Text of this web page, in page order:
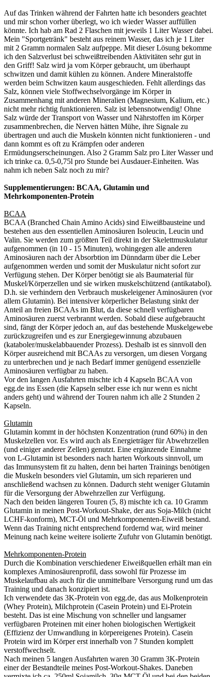
Auf das Trinken während der Fahrten hatte ich besonders geachtet
und mir schon vorher überlegt, wo ich wieder Wasser auffüllen
könnte. Ich hab am Rad 2 Flaschen mit jeweils 1 Liter Wasser dabei.
Mein "Sportgetränk" besteht aus reinem Wasser, das ich je 1 Liter
mit 2 Gramm normalen Salz aufpeppe. Mit dieser Lösung bekomme
ich den Salzverlust bei schweißtreibenden Aktivitäten sehr gut in
den Griff! Salz wird ja vom Körper gebraucht, um überhaupt
schwitzen und damit kühlen zu können. Andere Mineralstoffe
werden beim Schwitzen kaum ausgeschieden. Fehlt allerdings das
Salz, können viele Stoffwechselvorgänge im Körper in
Zusammenhang mit anderen Mineralien (Magnesium, Kalium, etc.)
nicht mehr richtig funktionieren. Salz ist lebensnotwendig! Ohne
Salz würde der Transport von Wasser und Nährstoffen im Körper
zusammenbrechen, die Nerven hätten Mühe, ihre Signale zu
übertragen und auch die Muskeln könnten nicht funktionieren - und
dann kommt es oft zu Krämpfen oder anderen
Ermüdungserscheinungen. Also 2 Gramm Salz pro Liter Wasser und
ich trinke ca. 0,5-0,75l pro Stunde bei Ausdauer-Einheiten. Was
nahm ich neben Salz noch zu mir?
Supplementierungen: BCAA, Glutamin und
Mehrkomponenten-Protein
BCAA
BCAA (Branched Chain Amino Acids) sind Eiweißbausteine und
bestehen aus den essentiellen Aminosäuren Isoleucin, Leucin und
Valin. Sie werden zum größten Teil direkt in der Skelettmuskulatur
aufgenommen (in 10 - 15 Minuten), wohingegen alle anderen
Aminosäuren nach der Absorbtion im Dünndarm über die Leber
aufgenommen werden und somit der Muskulatur nicht sofort zur
Verfügung stehen. Der Körper benötigt sie als Baumaterial für
Muskel/Körperzellen und sie wirken muskelschützend (antikatabol).
D.h. sie verhindern den Verbrauch muskeleigener Aminosäuren (vor
allem Glutamin). Bei intensiver körperlicher Belastung sinkt der
Anteil an freien BCAAs im Blut, da diese schnell verfügbaren
Aminosäuren zuerst verbrannt werden. Sobald diese aufgebraucht
sind, fängt der Körper jedoch an, auf das bestehende Muskelgewebe
zurückzugreifen und es zur Energiegewinnung abzubauen
(kataboler/muskelabbauender Prozess). Deshalb ist es sinnvoll den
Körper ausreichend mit BCAAs zu versorgen, um diesen Vorgang
zu unterbrechen und je nach Bedarf immer genügend essenzielle
Aminosäuren verfügbar zu haben.
Vor den langen Ausfahrten mischte ich 4 Kapseln BCAA von
egg.de ins Essen (die Kapseln selber esse ich nur wenn es nicht
anders geht) und während der Touren nahm ich alle 2 Stunden 2
Kapseln.
Glutamin
Glutamin kommt in der höchsten Konzentration (rund 60%) in den
Muskelzellen vor. Es wird auch als Energieträger für Abwehrzellen
(und einiger anderer Zellen) genutzt. Eine ergänzende Einnahme
von L-Glutamin ist besonders nach harten Workouts sinnvoll, um
das Immunsystem fit zu halten, denn bei harten Trainings benötigen
die Muskeln besonders viel Glutamin, um sich reparieren und
anschließend wachsen zu können. Dadurch steht weniger Glutamin
für die Versorgung der Abwehrzellen zur Verfügung.
Nach den beiden längeren Touren (5, 8) mischte ich ca. 10 Gramm
Glutamin in meinen Post-Workout-Shake, der aus Soja-Milch (nicht
LCHF-konform), MCT-Öl und Mehrkomponenten-Eiweiß bestand.
Wenn das Training nicht entsprechend fordernd war, wird meiner
Meinung nach keine weitere isolierte Zufuhr von Glutamin benötigt.
Mehrkomponenten-Protein
Durch die Kombination verschiedener Eiweißquellen erhält man ein
komplexes Aminosäurenprofil, dass sowohl für Prozesse im
Muskelaufbau als auch für die unmittelbare Versorgung rund um das
Training und danach konzipiert ist.
Ich verwendete das 3K-Protein von egg.de, das aus Molkenprotein
(Whey Protein), Milchprotein (Casein Protein) und Ei-Protein
besteht. Das ist eine Mischung von schneller und langsamer
verfügbaren Proteinen mit einer hohen biologischen Wertigkeit
(Effizienz der Umwandlung in körpereigenes Protein). Casein
Protein wird im Körper erst innerhalb von 7 Stunden komplett
verstoffwechselt.
Nach meinen 5 langen Ausfahrten waren 30 Gramm 3K-Protein
einer der Bestandteile meines Post-Workout-Shakes. Daneben